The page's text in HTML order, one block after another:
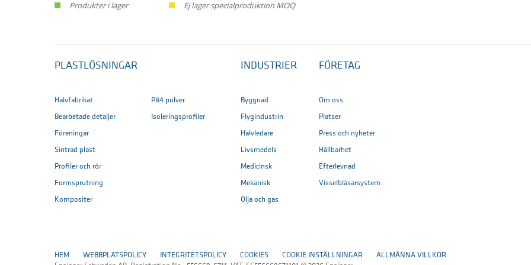
Produkter i lager Ej lager specialproduktion MOQ
PLASTLÖSNINGAR
Halvfabrikat
Bearbetade detaljer
Föreningar
Sintrad plast
Profiler och rör
Formsprutning
Kompositer
P84 pulver
Isoleringsprofiler
INDUSTRIER
Byggnad
Flygindustrin
Halvledare
Livsmedels
Medicinsk
Mekanisk
Olja och gas
FÖRETAG
Om oss
Platser
Press och nyheter
Hållbarhet
Efterlevnad
Visselblåsarsystem
HEM WEBBPLATSPOLICY INTEGRITETSPOLICY COOKIES COOKIE INSTÄLLNINGAR
ALLMÄNNA VILLKOR